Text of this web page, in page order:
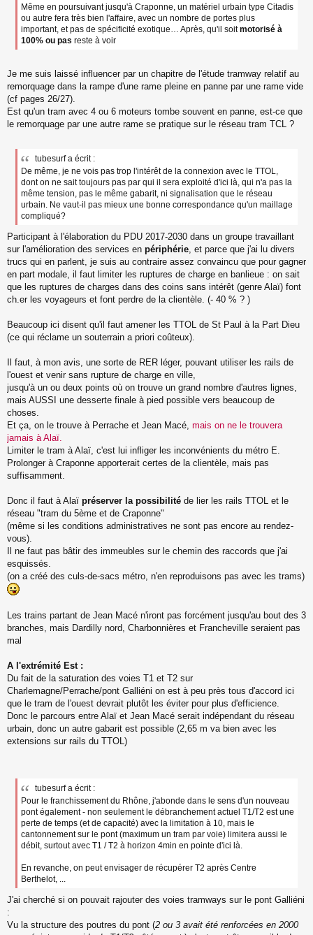
Même en poursuivant jusqu'à Craponne, un matériel urbain type Citadis
ou autre fera très bien l'affaire, avec un nombre de portes plus
important, et pas de spécificité exotique… Après, qu'il soitmotorisé à
100% ou pas reste à voir
Je me suis laissé influencer par un chapitre de l'étude tramway relatif au
remorquage dans la rampe d'une rame pleine en panne par une rame vide
(cf pages 26/27).
Est qu'un tram avec 4 ou 6 moteurs tombe souvent en panne, est-ce que
le remorquage par une autre rame se pratique sur le réseau tram TCL ?
tubesurf a écrit :
De même, je ne vois pas trop l'intérêt de la connexion avec le TTOL,
dont on ne sait toujours pas par qui il sera exploité d'ici là, qui n'a pas la
même tension, pas le même gabarit, ni signalisation que le réseau
urbain. Ne vaut-il pas mieux une bonne correspondance qu'un maillage
compliqué?
Participant à l'élaboration du PDU 2017-2030 dans un groupe travaillant
sur l'amélioration des services en périphérie , et parce que j'ai lu divers
trucs qui en parlent, je suis au contraire assez convaincu que pour gagner
en part modale, il faut limiter les ruptures de charge en banlieue : on sait
que les ruptures de charges dans des coins sans intérêt (genre Alaï) font
ch.er les voyageurs et font perdre de la clientèle. (- 40 % ? )
Beaucoup ici disent qu'il faut amener les TTOL de St Paul à la Part Dieu
(ce qui réclame un souterrain a priori coûteux).
Il faut, à mon avis, une sorte de RER léger, pouvant utiliser les rails de
l'ouest et venir sans rupture de charge en ville,
jusqu'à un ou deux points où on trouve un grand nombre d'autres lignes,
mais AUSSI une desserte finale à pied possible vers beaucoup de
choses.
Et ça, on le trouve à Perrache et Jean Macé, mais on ne le trouvera
jamais à Alaï.
Limiter le tram à Alaï, c'est lui infliger les inconvénients du métro E.
Prolonger à Craponne apporterait certes de la clientèle, mais pas
suffisamment.
Donc il faut à Alaï préserver la possibilité de lier les rails TTOL et le
réseau "tram du 5ème et de Craponne"
(même si les conditions administratives ne sont pas encore au rendez-
vous).
Il ne faut pas bâtir des immeubles sur le chemin des raccords que j'ai
esquissés.
(on a créé des culs-de-sacs métro, n'en reproduisons pas avec les trams)
Les trains partant de Jean Macé n'iront pas forcément jusqu'au bout des 3
branches, mais Dardilly nord, Charbonnières et Francheville seraient pas
mal
A l'extrémité Est :
Du fait de la saturation des voies T1 et T2 sur
Charlemagne/Perrache/pont Galliéni on est à peu près tous d'accord ici
que le tram de l'ouest devrait plutôt les éviter pour plus d'efficience.
Donc le parcours entre Alaï et Jean Macé serait indépendant du réseau
urbain, donc un autre gabarit est possible (2,65 m va bien avec les
extensions sur rails du TTOL)
tubesurf a écrit :
Pour le franchissement du Rhône, j'abonde dans le sens d'un nouveau
pont également - non seulement le débranchement actuel T1/T2 est une
perte de temps (et de capacité) avec la limitation à 10, mais le
cantonnement sur le pont (maximum un tram par voie) limitera aussi le
débit, surtout avec T1 / T2 à horizon 4min en pointe d'ici là.
En revanche, on peut envisager de récupérer T2 après Centre
Berthelot, ...
J'ai cherché si on pouvait rajouter des voies tramways sur le pont Galliéni
:
Vu la structure des poutres du pont (2 ou 3 avait été renforcées en 2000